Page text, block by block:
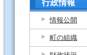
行政情報
情報公開
町の組織